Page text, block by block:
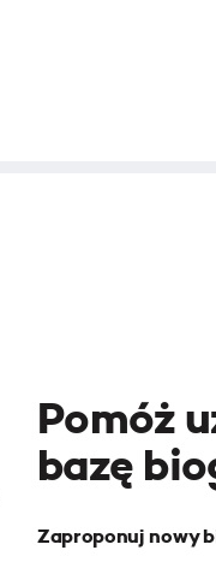
Pomóż
bazę
Zaproponuj nowy